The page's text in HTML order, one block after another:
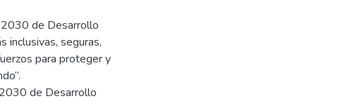
de Desarrollo
inclusivas, seguras,
para proteger y
de Desarrollo